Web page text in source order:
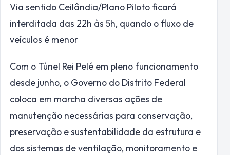
Via sentido Ceilândia/Plano Piloto ficará
interditada das 22h às 5h, quando o fluxo de
veículos é menor
Com o Túnel Rei Pelé em pleno funcionamento
desde junho, o Governo do Distrito Federal
coloca em marcha diversas ações de
manutenção necessárias para conservação,
preservação e sustentabilidade da estrutura e
dos sistemas de ventilação, monitoramento e